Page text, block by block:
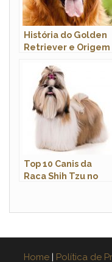
História do Golden
Retriever e Origem
Top 10 Canis da
Raca Shih Tzu no
Home | Política de